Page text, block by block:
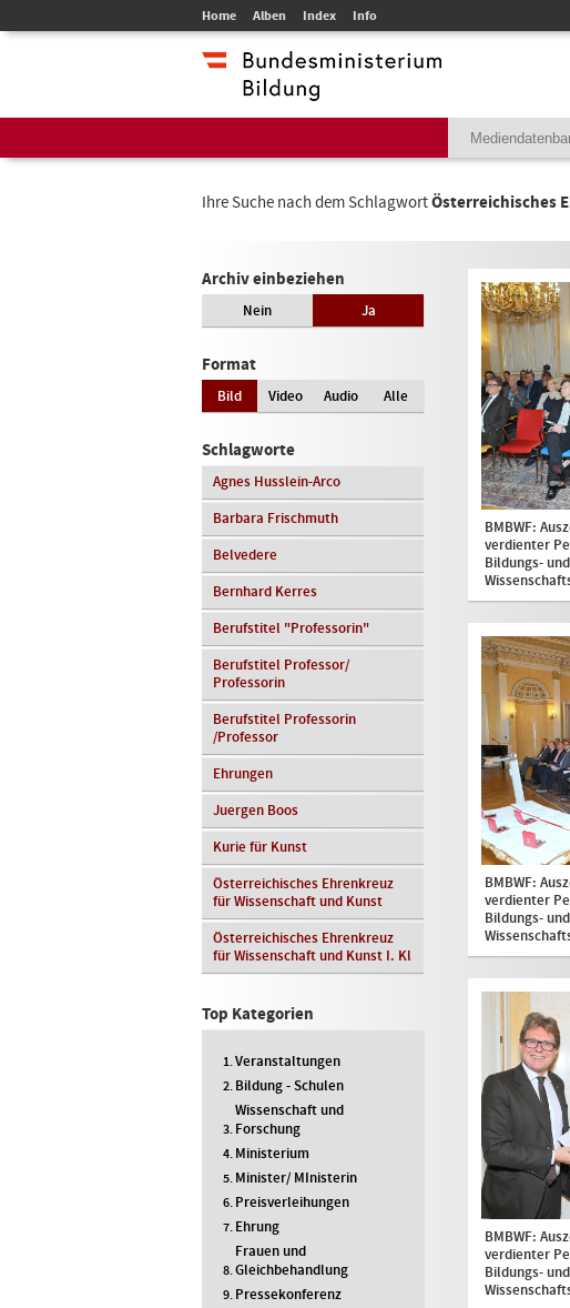
Home Alben Index Info
Ihre Suche nach dem SchlagwortÖsterreichisches
Archiv einbeziehen
Nein Ja
Format
Bild Video Audio Alle
Schlagworte
Agnes Husslein-Arco
Barbara Frischmuth
Belvedere
Bernhard Kerres
Berufstitel "Professorin"
Berufstitel Professor/
Professorin
Berufstitel Professorin
/Professor
Ehrungen
Juergen Boos
Kurie für Kunst
Österreichisches Ehrenkreuz
für Wissenschaft und Kunst
Österreichisches Ehrenkreuz
für Wissenschaft und Kunst I. Kl
Top Kategorien
Veranstaltungen
Bildung - Schulen
Wissenschaft und
Forschung
Ministerium
Minister/ MInisterin
Preisverleihungen
Ehrung
Frauen und
Gleichbehandlung
Pressekonferenz
BMBWF:
verdienter
Bildungs- und
BMBWF:
verdienter
Bildungs- und
BMBWF:
verdienter
Bildungs- und